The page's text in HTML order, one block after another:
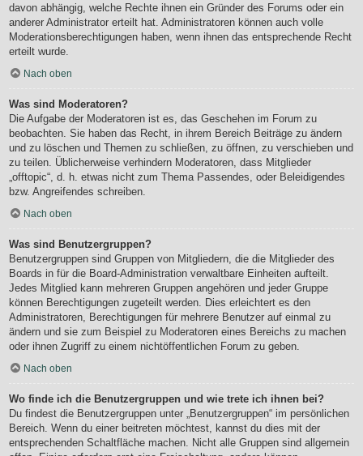
davon abhängig, welche Rechte ihnen ein Gründer des Forums oder ein
anderer Administrator erteilt hat. Administratoren können auch volle
Moderationsberechtigungen haben, wenn ihnen das entsprechende Recht
erteilt wurde.
Nach oben
Was sind Moderatoren?
Die Aufgabe der Moderatoren ist es, das Geschehen im Forum zu
beobachten. Sie haben das Recht, in ihrem Bereich Beiträge zu ändern
und zu löschen und Themen zu schließen, zu öffnen, zu verschieben und
zu teilen. Üblicherweise verhindern Moderatoren, dass Mitglieder
„offtopic“, d. h. etwas nicht zum Thema Passendes, oder Beleidigendes
bzw. Angreifendes schreiben.
Nach oben
Was sind Benutzergruppen?
Benutzergruppen sind Gruppen von Mitgliedern, die die Mitglieder des
Boards in für die Board-Administration verwaltbare Einheiten aufteilt.
Jedes Mitglied kann mehreren Gruppen angehören und jeder Gruppe
können Berechtigungen zugeteilt werden. Dies erleichtert es den
Administratoren, Berechtigungen für mehrere Benutzer auf einmal zu
ändern und sie zum Beispiel zu Moderatoren eines Bereichs zu machen
oder ihnen Zugriff zu einem nichtöffentlichen Forum zu geben.
Nach oben
Wo finde ich die Benutzergruppen und wie trete ich ihnen bei?
Du findest die Benutzergruppen unter „Benutzergruppen“ im persönlichen
Bereich. Wenn du einer beitreten möchtest, kannst du dies mit der
entsprechenden Schaltfläche machen. Nicht alle Gruppen sind allgemein